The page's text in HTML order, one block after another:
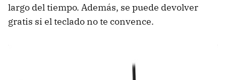
largo del tiempo. Además, se puede devolver
gratis si el teclado no te convence.